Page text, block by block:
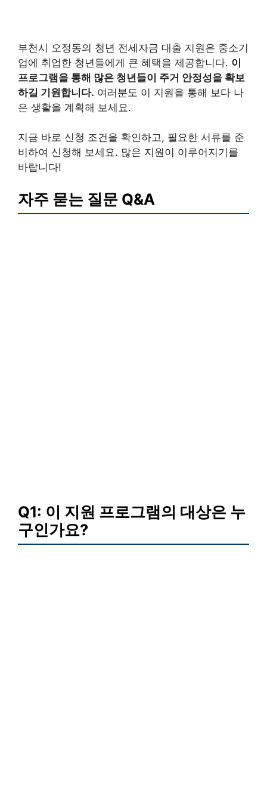
부천시 오정동의 청년 전세자금 대출 지원은 중소기
업에 취업한 청년들에게 큰 혜택을 제공합니다. 이
프로그램을 통해 많은 청년들이 주거 안정성을 확보
하길 기원합니다. 여러분도 이 지원을 통해 보다 나
은 생활을 계획해 보세요.
지금 바로 신청 조건을 확인하고, 필요한 서류를 준
비하여 신청해 보세요. 많은 지원이 이루어지기를
바랍니다!
자주 묻는 질문 Q&A
Q1: 이 지원 프로그램의 대상은 누
구인가요?